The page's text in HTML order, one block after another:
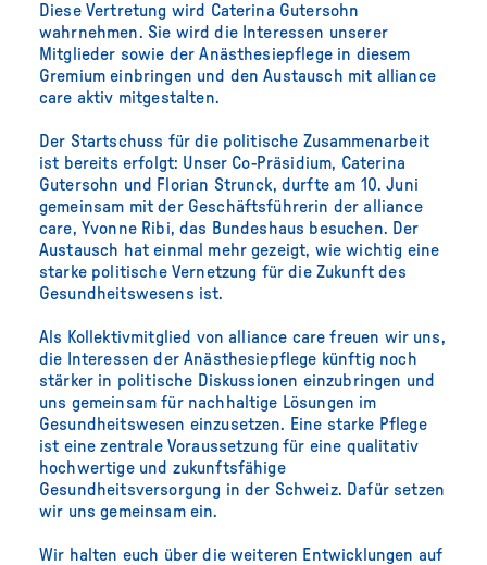
Diese Vertretung wird Caterina Gutersohn
wahrnehmen. Sie wird die Interessen unserer
Mitglieder sowie der Anästhesiepflege in diesem
Gremium einbringen und den Austausch mit alliance
care aktiv mitgestalten.
Der Startschuss für die politische Zusammenarbeit
ist bereits erfolgt: Unser Co-Präsidium, Caterina
Gutersohn und Florian Strunck, durfte am 10. Juni
gemeinsam mit der Geschäftsführerin der alliance
care, Yvonne Ribi, das Bundeshaus besuchen. Der
Austausch hat einmal mehr gezeigt, wie wichtig eine
starke politische Vernetzung für die Zukunft des
Gesundheitswesens ist.
Als Kollektivmitglied von alliance care freuen wir uns,
die Interessen der Anästhesiepflege künftig noch
stärker in politische Diskussionen einzubringen und
uns gemeinsam für nachhaltige Lösungen im
Gesundheitswesen einzusetzen. Eine starke Pflege
ist eine zentrale Voraussetzung für eine qualitativ
hochwertige und zukunftsfähige
Gesundheitsversorgung in der Schweiz. Dafür setzen
wir uns gemeinsam ein.
Wir halten euch über die weiteren Entwicklungen auf